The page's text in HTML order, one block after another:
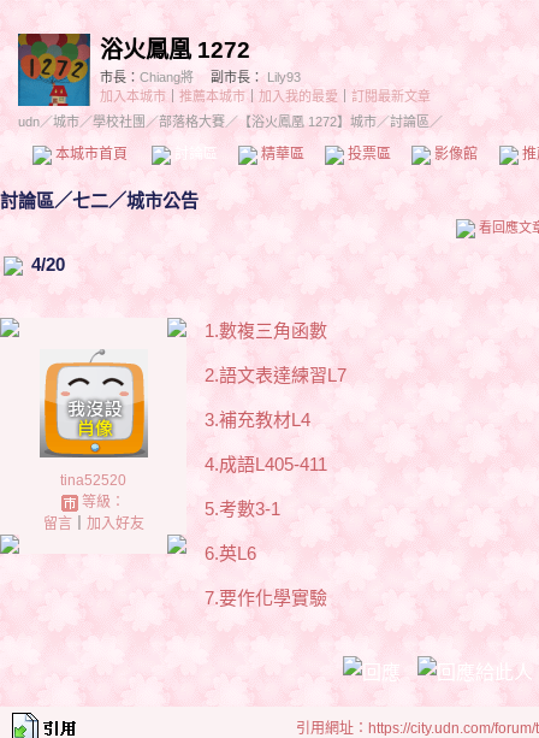
浴火鳳凰 1272
市長： Chiang將 副市長：
Lily93
加入本城市
推薦本城市 加入我的最愛
訂閱最新文章
udn／城市／學校社團 ／部落格大賽／ 【浴火鳳凰 1272】城市／討論區／
本城市首頁 討論區 精華區 投票區 影像館
討論區／七二／城市公告
看回應文
4/20
tina52520
等級：
留言｜ 加入好友
1.數複三角函數
2.語文表達練習L7
3.補充教材L4
4.成語L405-411
5.考數3-1
6.英L6
7.要作化學實驗
引用網址：https://city.udn.com/